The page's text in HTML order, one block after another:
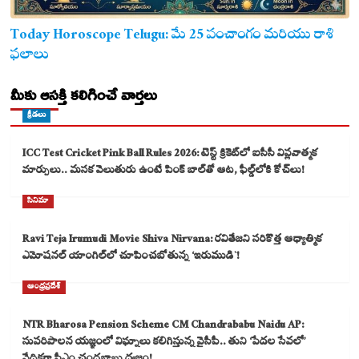
Today Horoscope Telugu: మే 25 పంచాంగం మరియు రాశి
ఫలాలు
మీకు ఆసక్తి కలిగించే వార్తలు
క్రీడలు
ICC Test Cricket Pink Ball Rules 2026: టెస్ట్ క్రికెట్‌లో ఐసీసీ విప్లవాత్మక
మార్పులు.. మసక వెలుతురు ఉంటే పింక్ బాల్‌తో ఆట, ఫీల్డ్‌లోకి కోచ్‌లు!
సినిమా
Ravi Teja Irumudi Movie Shiva Nirvana: రవితేజని సరికొత్త ఆధ్యాత్మిక
ఎమోషనల్ యాంగిల్‌లో చూపించబోతున్న ‘ఇరుముడి`!
ఆంధ్రప్రదేశ్
NTR Bharosa Pension Scheme CM Chandrababu Naidu AP:
సుపరిపాలన యజ్ఞంలో విఘ్నాలు కలిగిస్తున్న వైసీపీ.. తుని ‘పేదల సేవలో’